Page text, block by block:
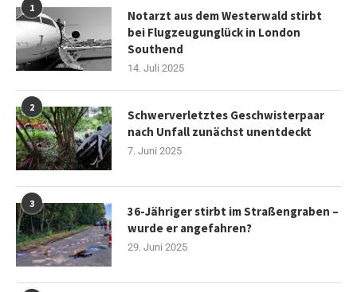
1
Notarzt aus dem Westerwald stirbt
bei Flugzeugunglück in London
Southend
14. Juli 2025
2
Schwerverletztes Geschwisterpaar
nach Unfall zunächst unentdeckt
7. Juni 2025
3
36-Jähriger stirbt im Straßengraben –
wurde er angefahren?
29. Juni 2025